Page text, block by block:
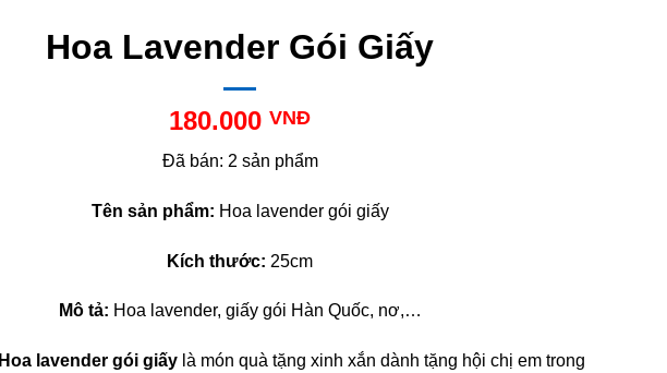
Hoa Lavender Gói Giấy
180.000 VNĐ
Đã bán: 2 sản phẩm
Tên sản phẩm: Hoa lavender gói giấy
Kích thước: 25cm
Mô tả: Hoa lavender, giấy gói Hàn Quốc, nơ,…
Hoa lavender gói giấy là món quà tặng xinh xắn dành tặng hội chị em trong